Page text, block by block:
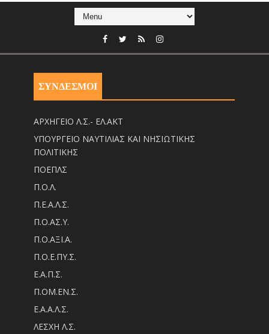
ΣΥΝΔΕΣΜΟΙ
ΑΡΧΗΓΕΙΟ Λ.Σ.- ΕΛ.ΑΚΤ
ΥΠΟΥΡΓΕΙΟ ΝΑΥΤΙΛΙΑΣ ΚΑΙ ΝΗΣΙΩΤΙΚΗΣ
ΠΟΛΙΤΙΚΗΣ
ΠΟΕΠΛΣ
Π.Ο.Λ.
Π.Ε.Α.Λ.Σ.
Π.Ο.ΑΣ.Υ.
Π.Ο.ΑΞΙ.Α.
Π.Ο.Ε.ΠΥ.Σ.
Ε.Α.Π.Σ.
Π.ΟM.EN.Σ.
Ε.Α.Α.Λ.Σ.
ΛΕΣΧΗ Λ.Σ.